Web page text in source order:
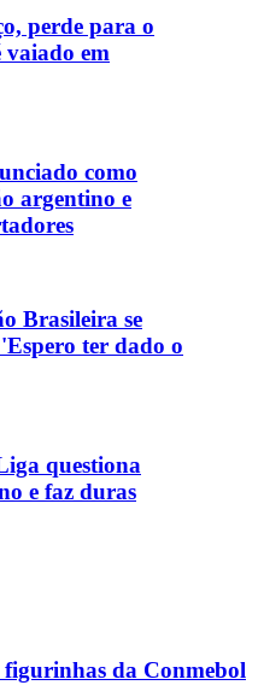
perde para o
vaiado em
como
argentino e
Brasileira se
ter dado o
questiona
e faz duras
da Conmebol